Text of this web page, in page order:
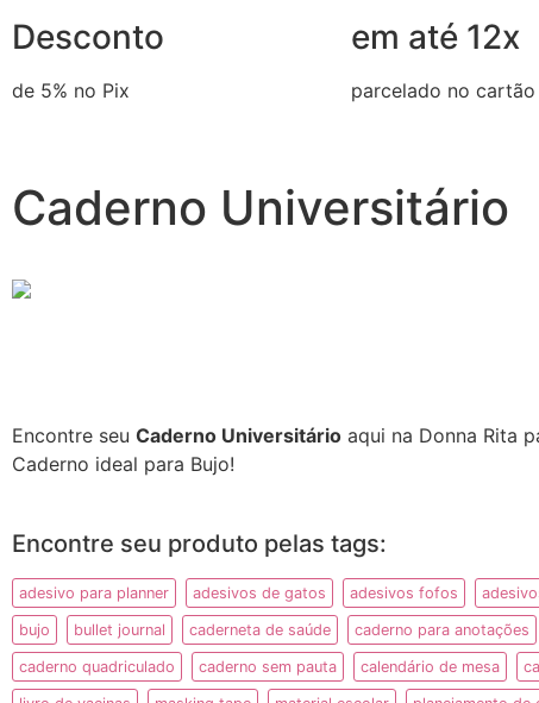
Desconto
de 5% no Pix
em até 12x
parcelado no cartão
Caderno Universitário
Encontre seu Caderno Universitário aqui na Donna Rita
Caderno ideal para Bujo!
Encontre seu produto pelas tags:
adesivo para planner adesivos de gatos adesivos fofos
bujo bullet journal caderneta de saúde caderno para anotações
caderno quadriculado caderno sem pauta calendário de mesa